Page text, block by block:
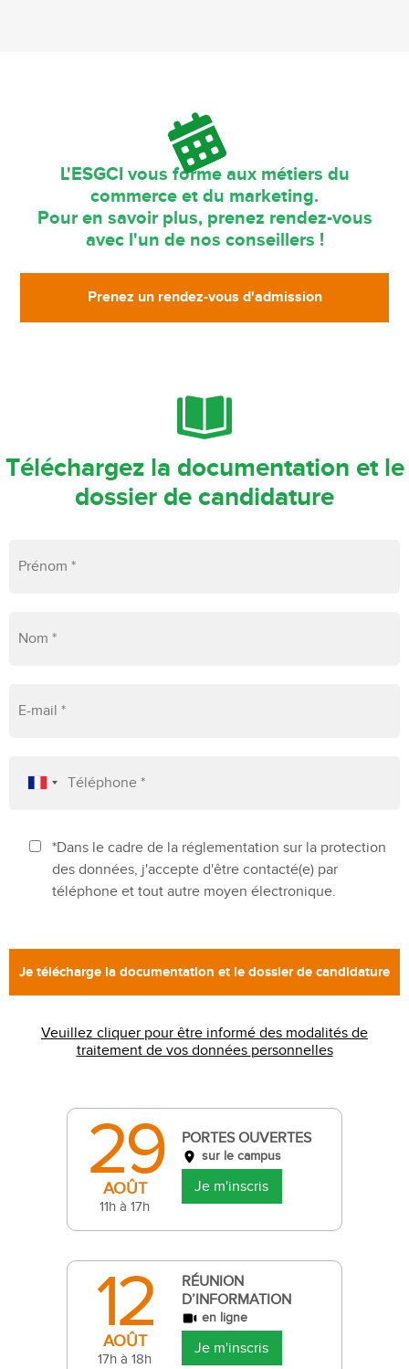
L'ESGCI vous forme aux métiers du
commerce et du marketing.
Pour en savoir plus, prenez rendez-vous
avec l'un de nos conseillers !
Prenez un rendez-vous d'admission
Téléchargez la documentation et le
dossier de candidature
*Dans le cadre de la réglementation sur la protection
des données, j'accepte d'être contacté(e) par
téléphone et tout autre moyen électronique.
Veuillez cliquer pour être informé des modalités de
traitement de vos données personnelles
29
AOÛT
11h à 17h
PORTES OUVERTES
sur le campus
Je m'inscris
12
AOÛT
17h à 18h
RÉUNION
D’INFORMATION
en ligne
Je m'inscris